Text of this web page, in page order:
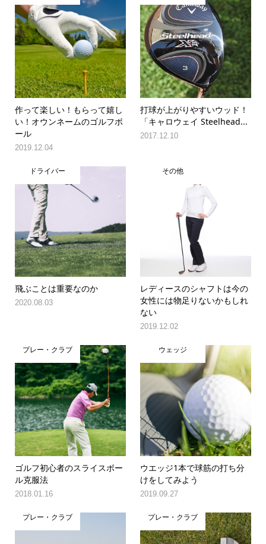
作って楽しい！もらって嬉し
い！オウンネームのゴルフボ
ール
2019.12.04
打球が上がりやすいウッド！
「キャロウェイ Steelhead...
2017.12.10
ドライバー
飛ぶことは重要なのか
2020.08.03
その他
レディースのシャフトは今の
女性には物足りないかもしれ
ない
2019.12.02
プレー・クラブ
ゴルフ初心者のスライスボー
ル克服法
2018.01.16
ウェッジ
ウエッジ1本で球筋の打ち分
けをしてみよう
2019.09.27
プレー・クラブ プレー・クラブ